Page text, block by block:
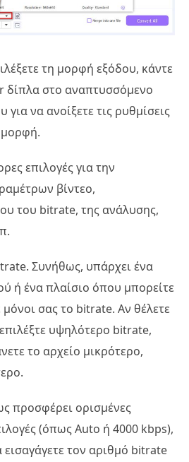
τη μορφή εξόδου, κάντε
δίπλα στο αναπτυσσόμενο
να ανοίξετε τις ρυθμίσεις
μορφή.
επιλογές για την
βίντεο,
του bitrate, της ανάλυσης,
Συνήθως, υπάρχει ένα
ή ένα πλαίσιο όπου μπορείτε
σας το bitrate. Αν θέλετε
υψηλότερο bitrate,
το αρχείο μικρότερο,
προσφέρει ορισμένες
(όπως Auto ή 4000 kbps),
τον αριθμό bitrate